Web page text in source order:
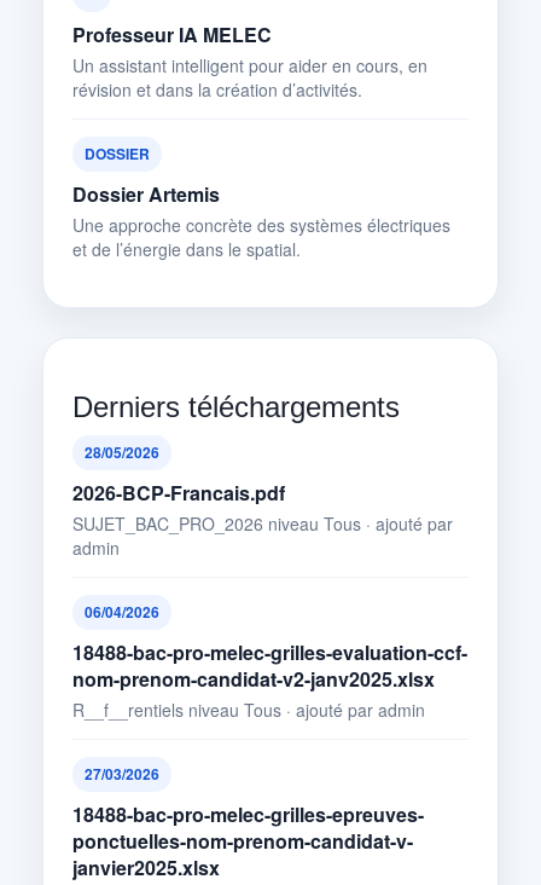
Professeur IA MELEC
Un assistant intelligent pour aider en cours, en
révision et dans la création d’activités.
DOSSIER
Dossier Artemis
Une approche concrète des systèmes électriques
et de l’énergie dans le spatial.
Derniers téléchargements
28/05/2026
2026-BCP-Francais.pdf
SUJET_BAC_PRO_2026 niveau Tous · ajouté par
admin
06/04/2026
18488-bac-pro-melec-grilles-evaluation-ccf-
nom-prenom-candidat-v2-janv2025.xlsx
R__f__rentiels niveau Tous · ajouté par admin
27/03/2026
18488-bac-pro-melec-grilles-epreuves-
ponctuelles-nom-prenom-candidat-v-
janvier2025.xlsx